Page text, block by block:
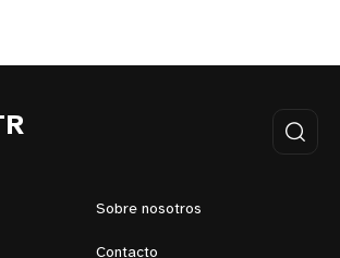
Sobre nosotros
Contacto